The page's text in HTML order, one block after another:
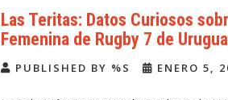
Las Teritas: Datos Curiosos
Femenina de Rugby 7 de
PUBLISHED BY %S ENERO 5,